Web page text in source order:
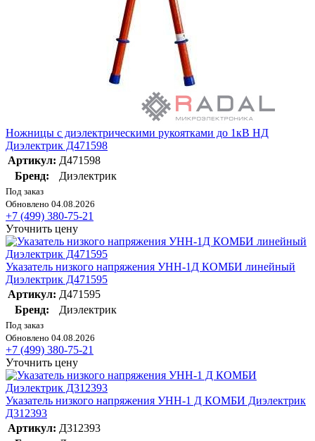
Ножницы с диэлектрическими рукоятками до 1кВ НД
Диэлектрик Д471598
Артикул: Д471598
Бренд:
Диэлектрик
Под заказ
Обновлено 04.08.2026
+7 (499) 380-75-21
Уточнить цену
Указатель низкого напряжения УНН-1Д КОМБИ линейный
Диэлектрик Д471595
Артикул: Д471595
Бренд:
Диэлектрик
Под заказ
Обновлено 04.08.2026
+7 (499) 380-75-21
Уточнить цену
Указатель низкого напряжения УНН-1 Д КОМБИ Диэлектрик
Д312393
Артикул: Д312393